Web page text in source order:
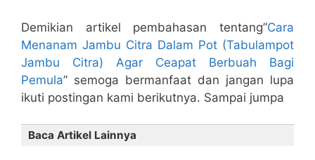
Demikian artikel pembahasan tentang”Cara
Menanam Jambu Citra Dalam Pot (Tabulampot
Jambu Citra) Agar Ceapat Berbuah Bagi
Pemula” semoga bermanfaat dan jangan lupa
ikuti postingan kami berikutnya. Sampai jumpa
Baca Artikel Lainnya